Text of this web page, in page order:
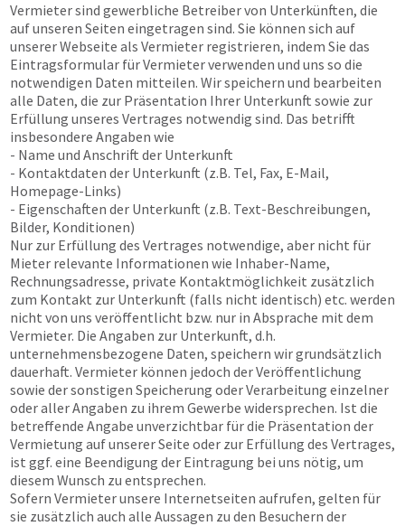
Vermieter sind gewerbliche Betreiber von Unterkünften, die
auf unseren Seiten eingetragen sind. Sie können sich auf
unserer Webseite als Vermieter registrieren, indem Sie das
Eintragsformular für Vermieter verwenden und uns so die
notwendigen Daten mitteilen. Wir speichern und bearbeiten
alle Daten, die zur Präsentation Ihrer Unterkunft sowie zur
Erfüllung unseres Vertrages notwendig sind. Das betrifft
insbesondere Angaben wie
- Name und Anschrift der Unterkunft
- Kontaktdaten der Unterkunft (z.B. Tel, Fax, E-Mail,
Homepage-Links)
- Eigenschaften der Unterkunft (z.B. Text-Beschreibungen,
Bilder, Konditionen)
Nur zur Erfüllung des Vertrages notwendige, aber nicht für
Mieter relevante Informationen wie Inhaber-Name,
Rechnungsadresse, private Kontaktmöglichkeit zusätzlich
zum Kontakt zur Unterkunft (falls nicht identisch) etc. werden
nicht von uns veröffentlicht bzw. nur in Absprache mit dem
Vermieter. Die Angaben zur Unterkunft, d.h.
unternehmensbezogene Daten, speichern wir grundsätzlich
dauerhaft. Vermieter können jedoch der Veröffentlichung
sowie der sonstigen Speicherung oder Verarbeitung einzelner
oder aller Angaben zu ihrem Gewerbe widersprechen. Ist die
betreffende Angabe unverzichtbar für die Präsentation der
Vermietung auf unserer Seite oder zur Erfüllung des Vertrages,
ist ggf. eine Beendigung der Eintragung bei uns nötig, um
diesem Wunsch zu entsprechen.
Sofern Vermieter unsere Internetseiten aufrufen, gelten für
sie zusätzlich auch alle Aussagen zu den Besuchern der